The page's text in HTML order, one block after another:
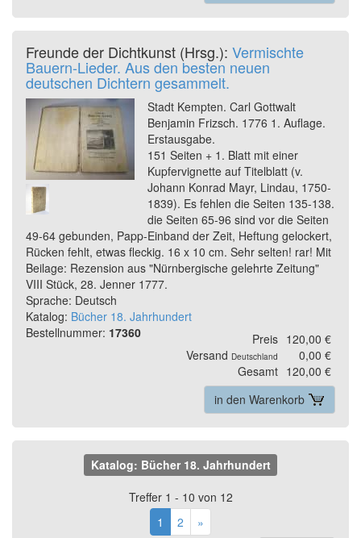
Freunde der Dichtkunst (Hrsg.): Vermischte
Bauern-Lieder. Aus den besten neuen
deutschen Dichtern gesammelt.
Stadt Kempten. Carl Gottwalt
Benjamin Frizsch. 1776 1. Auflage.
Erstausgabe.
151 Seiten + 1. Blatt mit einer
Kupfervignette auf Titelblatt (v.
Johann Konrad Mayr, Lindau, 1750-
1839). Es fehlen die Seiten 135-138.
die Seiten 65-96 sind vor die Seiten
49-64 gebunden, Papp-Einband der Zeit, Heftung gelockert,
Rücken fehlt, etwas fleckig. 16 x 10 cm. Sehr selten! rar! Mit
Beilage: Rezension aus "Nürnbergische gelehrte Zeitung"
VIII Stück, 28. Jenner 1777.
Sprache: Deutsch
Katalog: Bücher 18. Jahrhundert
Bestellnummer: 17360 Preis 120,00 €
Versand Deutschland
0,00 €
Gesamt 120,00 €
in den Warenkorb
Katalog: Bücher 18. Jahrhundert
Treffer 1 - 10 von 12
1
2 »